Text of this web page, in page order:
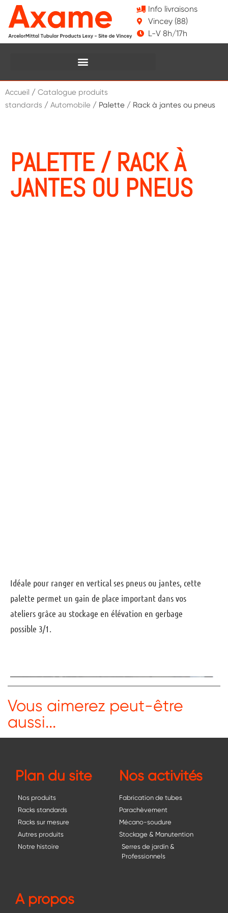
Info livraisons
Vincey (88)
L-V 8h/17h
Accueil / Catalogue produits
standards / Automobile / Palette / Rack à jantes ou pneus
PALETTE / RACK À
JANTES OU PNEUS
Idéale pour ranger en vertical ses pneus ou jantes, cette
palette permet un gain de place important dans vos
ateliers grâce au stockage en élévation en gerbage
possible 3/1.
Vous aimerez peut-être
aussi...
Plan du site
Nos produits
Racks standards
Racks sur mesure
Autres produits
Notre histoire
Nos activités
Fabrication de tubes
Parachèvement
Mécano-soudure
Stockage & Manutention
Serres de jardin &
Professionnels
A propos